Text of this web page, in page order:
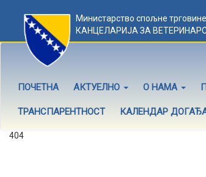
Министарство спољне
КАНЦЕЛАРИЈА ЗА
ПОЧЕТНА АКТУЕЛНО О НАМА
ТРАНСПАРЕНТНОСТ КАЛЕНДАР
404